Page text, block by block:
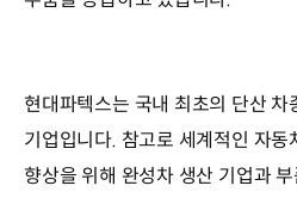
현대파텍스는 국내 최초의 단산 차
기업입니다. 참고로 세계적인 자
향상을 위해 완성차 생산 기업과